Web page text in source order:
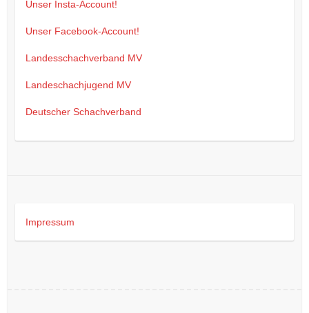
Unser Insta-Account!
Unser Facebook-Account!
Landesschachverband MV
Landeschachjugend MV
Deutscher Schachverband
Impressum